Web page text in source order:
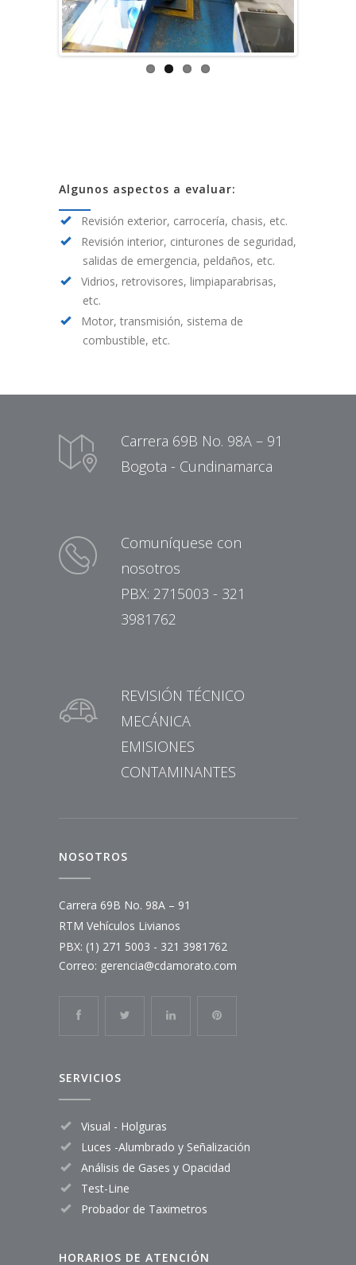
Algunos aspectos a evaluar:
Revisión exterior, carrocería, chasis, etc.
Revisión interior, cinturones de seguridad,
salidas de emergencia, peldaños, etc.
Vidrios, retrovisores, limpiaparabrisas,
etc.
Motor, transmisión, sistema de
combustible, etc.
Carrera 69B No. 98A – 91
Bogota - Cundinamarca
Comuníquese con
nosotros
PBX: 2715003 - 321
3981762
REVISIÓN TÉCNICO
MECÁNICA
EMISIONES
CONTAMINANTES
NOSOTROS
Carrera 69B No. 98A – 91
RTM Vehículos Livianos
PBX: (1) 271 5003 - 321 3981762
Correo: gerencia@cdamorato.com
SERVICIOS
Visual - Holguras
Luces -Alumbrado y Señalización
Análisis de Gases y Opacidad
Test-Line
Probador de Taximetros
HORARIOS DE ATENCIÓN